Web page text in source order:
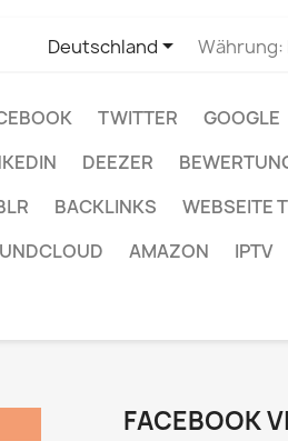
Deutschland Währung:
TWITTER GOOGLE
DEEZER
BACKLINKS WEBSEITE
AMAZON IPTV
FACEBOOK